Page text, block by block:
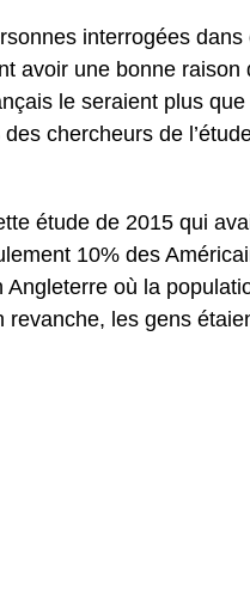
interrogées
avoir une bonne
le seraient plus
chercheurs de
étude de 2015 qui
10% des
où la
les gens